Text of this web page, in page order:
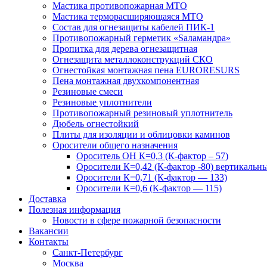
Мастика противопожарная МТО
Мастика терморасширяющаяся МТО
Состав для огнезащиты кабелей ПИК-1
Противопожарный герметик «Sаламандра»
Пропитка для дерева огнезащитная
Огнезащита металлоконструкций СКО
Огнестойкая монтажная пена EURORESURS
Пена монтажная двухкомпонентная
Резиновые смеси
Резиновые уплотнители
Противопожарный резиновый уплотнитель
Дюбель огнестойкий
Плиты для изоляции и облицовки каминов
Оросители общего назначения
Ороситель ОН К=0,3 (К-фактор – 57)
Оросители К=0,42 (К-фактор -80)
Оросители К=0,71 (К-фактор — 133)
Оросители К=0,6 (К-фактор — 115)
Доставка
Полезная информация
Новости в сфере пожарной безопасности
Вакансии
Контакты
Санкт-Петербург
Москва